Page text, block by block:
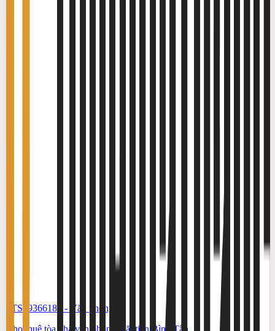
#TS19366183 -
Văn phòng
Cho thuê tòa nhà văn phòng mặt tiền Bình Tân